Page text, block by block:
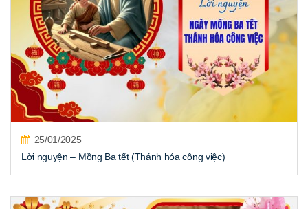
25/01/2025
Lời nguyện – Mồng Ba tết (Thánh hóa công việc)